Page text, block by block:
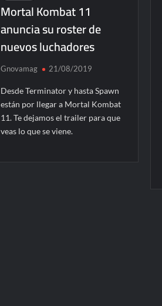
Mortal Kombat 11
anuncia su roster de
nuevos luchadores
Gnovamag 21/08/2019
Desde Terminator y hasta Spawn
están por llegar a Mortal Kombat
11. Te dejamos el trailer para que
veas lo que se viene.